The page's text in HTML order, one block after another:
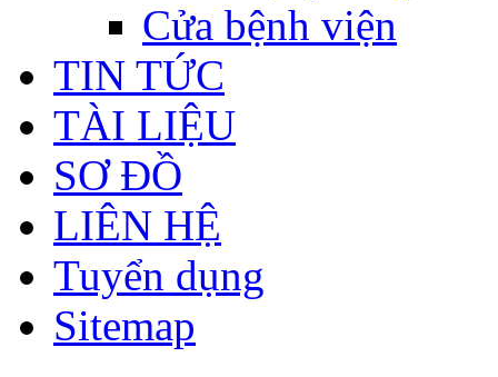
Cửa bệnh viện
TIN TỨC
TÀI LIỆU
SƠ ĐỒ
LIÊN HỆ
Tuyển dụng
Sitemap